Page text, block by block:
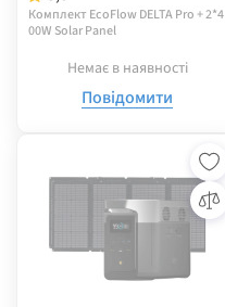
Комплект EcoFlow DELTA Pro + 2*4
00W Solar Panel
Немає в наявності
Повідомити